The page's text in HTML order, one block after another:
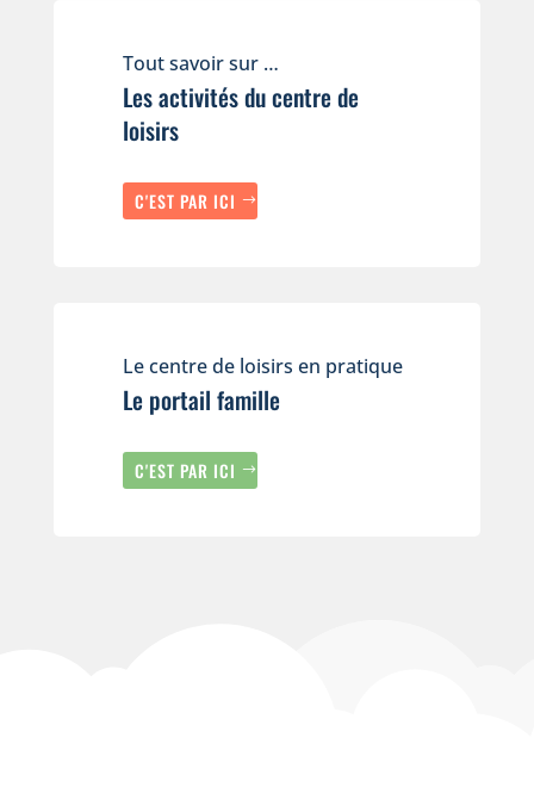
Tout savoir sur …
Les activités du centre de
loisirs
C'EST PAR ICI
Le centre de loisirs en pratique
Le portail famille
C'EST PAR ICI